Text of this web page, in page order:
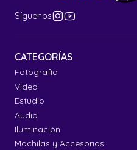
Síguenos
CATEGORÍAS
Fotografía
Video
Estudio
Audio
Iluminación
Mochilas y Accesorios